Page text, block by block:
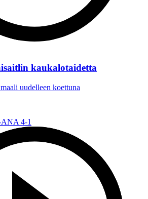
kaukalotaidetta
uudelleen koettuna